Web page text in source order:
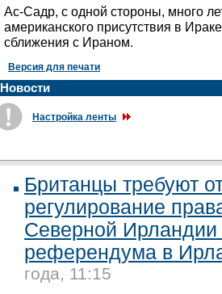
Ас-Садр, с одной стороны, много
американского присутствия в
сближения с Ираном.
Версия для печати
Новости
Настройка ленты
Британцы требуют
регулирование
Северной Ирландии
референдума в
года, 11:15